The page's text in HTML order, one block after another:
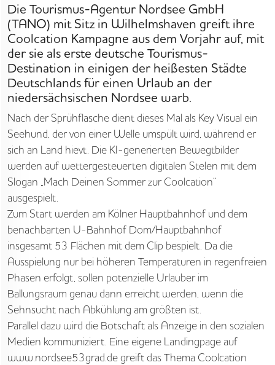
STARTSEITE
UNTERNEHMEN
VORGEHEN
ANGEBOTE
WISSEN
AKTUELLES
MEDIEN
JOBS
NORDSEETOURISMUSTAG
Die Tourismus-Agentur Nordsee GmbH
(TANO) mit Sitz in Wilhelmshaven greift ihre
Coolcation Kampagne aus dem Vorjahr auf, mit
der sie als erste deutsche Tourismus-
Destination in einigen der heißesten Städte
Deutschlands für einen Urlaub an der
niedersächsischen Nordsee warb.
Nach der Sprühflasche dient dieses Mal als Key Visual ein
Seehund, der von einer Welle umspült wird, während er
sich an Land hievt. Die KI-generierten Bewegtbilder
werden auf wettergesteuerten digitalen Stelen mit dem
Slogan „Mach Deinen Sommer zur Coolcation“
ausgespielt.
Zum Start werden am Kölner Hauptbahnhof und dem
benachbarten U-Bahnhof Dom/Hauptbahnhof
insgesamt 53 Flächen mit dem Clip bespielt. Da die
Ausspielung nur bei höheren Temperaturen in regenfreien
Phasen erfolgt, sollen potenzielle Urlauber im
Ballungsraum genau dann erreicht werden, wenn die
Sehnsucht nach Abkühlung am größten ist.
Parallel dazu wird die Botschaft als Anzeige in den sozialen
Medien kommuniziert. Eine eigene Landingpage auf
www.nordsee53grad.de greift das Thema Coolcation